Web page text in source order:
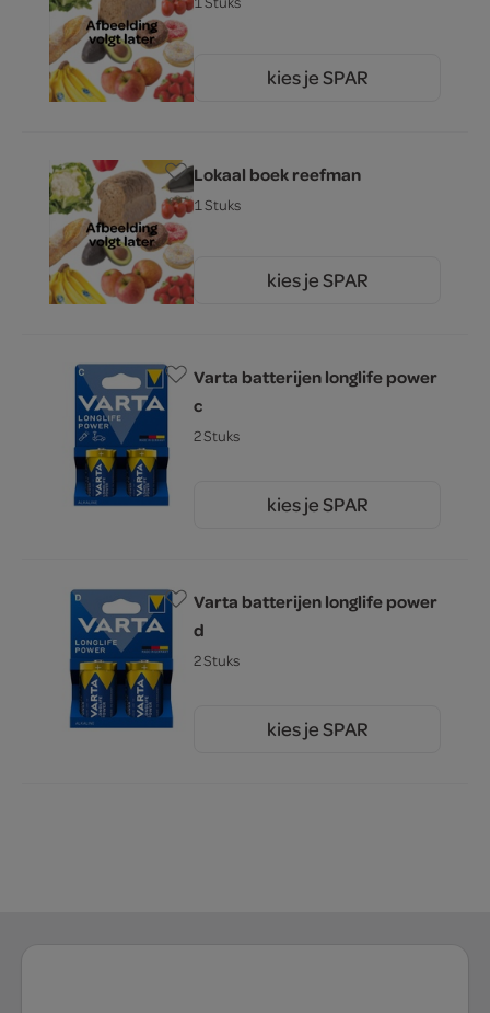
kies je SPAR
Lokaal boek reefman
1 Stuks
kies je SPAR
Varta batterijen longlife power
c
2 Stuks
kies je SPAR
Varta batterijen longlife power
d
2 Stuks
kies je SPAR